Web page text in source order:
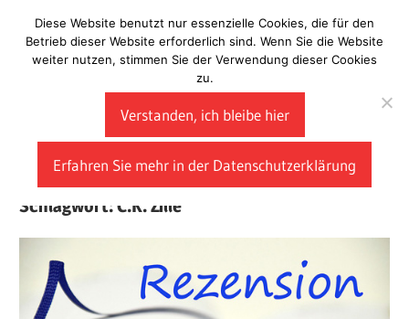
Inhalt
springen
Laberladen
Schlagwort:C.K. Zille
Diese Website benutzt nur essenzielle Cookies, die für den
Betrieb dieser Website erforderlich sind. Wenn Sie die Website
weiter nutzen, stimmen Sie der Verwendung dieser Cookies
zu.
Verstanden, ich bleibe hier
Erfahren Sie mehr in der Datenschutzerklärung